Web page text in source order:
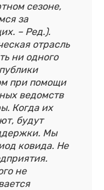
сезоне,
за
– Ред.).
отрасль
ни одного
при помощи
ведомств
Когда их
будут
Мы
ковида. Не
не